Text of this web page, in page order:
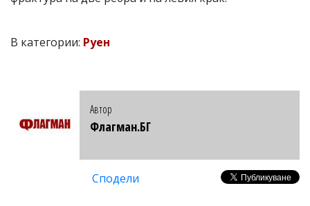
В категории: Руен
Автор
Флагман.БГ
Сподели